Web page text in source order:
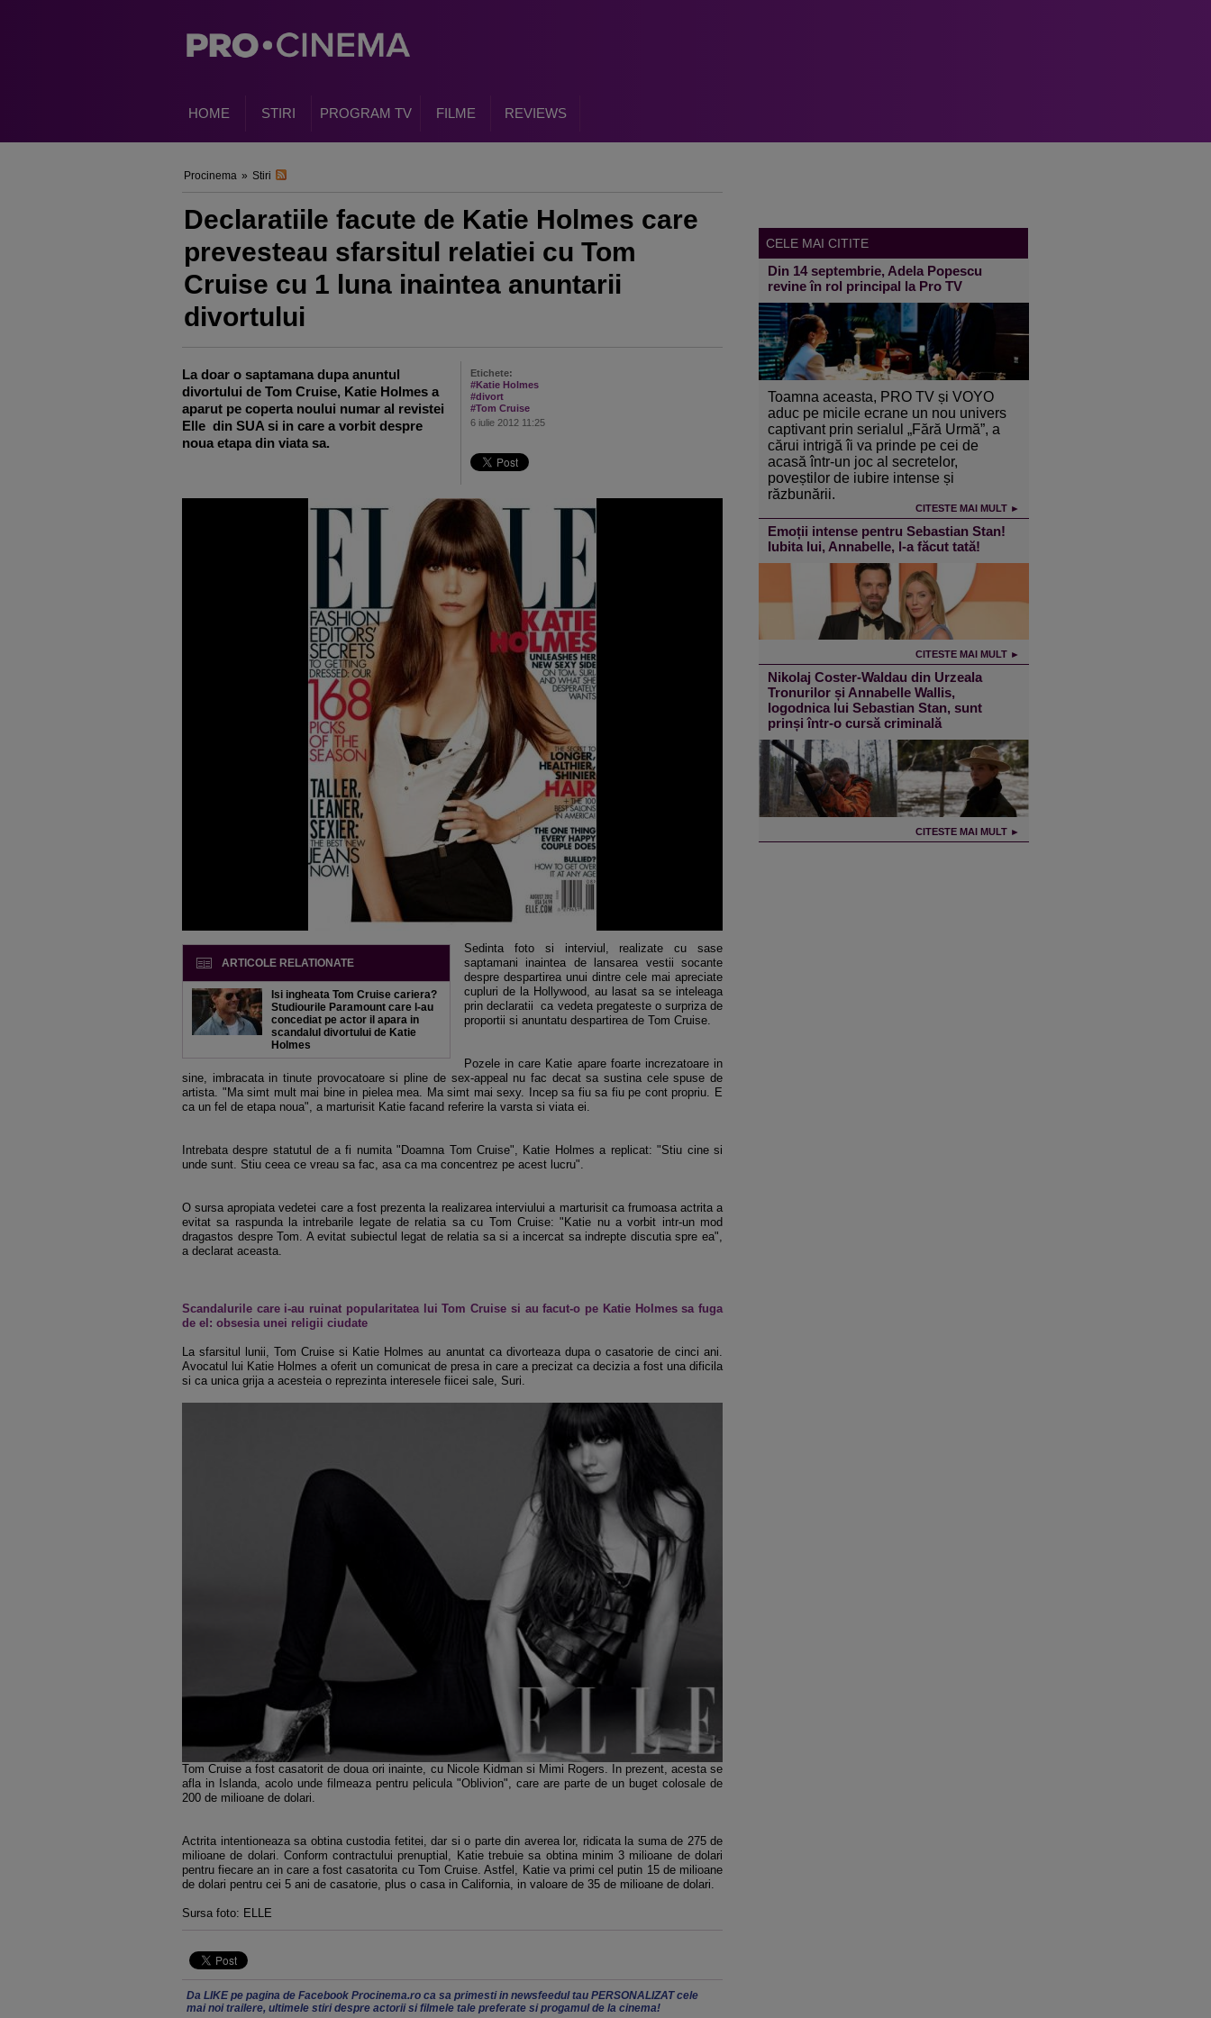
HOME STIRI PROGRAM TV FILME REVIEWS
Procinema » Stiri
Declaratiile facute de Katie Holmes care
prevesteau sfarsitul relatiei cu Tom
Cruise cu 1 luna inaintea anuntarii
divortului
Etichete:
#Katie Holmes
#divort
#Tom Cruise
6 iulie 2012 11:25
La doar o saptamana dupa anuntul
divortului de Tom Cruise, Katie Holmes a
aparut pe coperta noului numar al revistei
Elle din SUA si in care a vorbit despre
noua etapa din viata sa.
ARTICOLE RELATIONATE
Isi ingheata Tom Cruise cariera?
Studiourile Paramount care l-au
concediat pe actor il apara in
scandalul divortului de Katie
Holmes
Sedinta foto si interviul, realizate cu sase
saptamani inaintea de lansarea vestii socante
despre despartirea unui dintre cele mai apreciate
cupluri de la Hollywood, au lasat sa se inteleaga
prin declaratii ca vedeta pregateste o surpriza de
proportii si anuntatu despartirea de Tom Cruise.
Pozele in care Katie apare foarte increzatoare in
sine, imbracata in tinute provocatoare si pline de sex-appeal nu fac decat sa sustina cele spuse de
artista. "Ma simt mult mai bine in pielea mea. Ma simt mai sexy. Incep sa fiu sa fiu pe cont propriu. E
ca un fel de etapa noua", a marturisit Katie facand referire la varsta si viata ei.
Intrebata despre statutul de a fi numita "Doamna Tom Cruise", Katie Holmes a replicat: "Stiu cine si
unde sunt. Stiu ceea ce vreau sa fac, asa ca ma concentrez pe acest lucru".
O sursa apropiata vedetei care a fost prezenta la realizarea interviului a marturisit ca frumoasa actrita a
evitat sa raspunda la intrebarile legate de relatia sa cu Tom Cruise: "Katie nu a vorbit intr-un mod
dragastos despre Tom. A evitat subiectul legat de relatia sa si a incercat sa indrepte discutia spre ea",
a declarat aceasta.
Scandalurile care i-au ruinat popularitatea lui Tom Cruise si au facut-o pe Katie Holmes sa fuga
de el: obsesia unei religii ciudate
La sfarsitul lunii, Tom Cruise si Katie Holmes au anuntat ca divorteaza dupa o casatorie de cinci ani.
Avocatul lui Katie Holmes a oferit un comunicat de presa in care a precizat ca decizia a fost una dificila
si ca unica grija a acesteia o reprezinta interesele fiicei sale, Suri.
Tom Cruise a fost casatorit de doua ori inainte, cu Nicole Kidman si Mimi Rogers. In prezent, acesta se
afla in Islanda, acolo unde filmeaza pentru pelicula "Oblivion", care are parte de un buget colosale de
200 de milioane de dolari.
Actrita intentioneaza sa obtina custodia fetitei, dar si o parte din averea lor, ridicata la suma de 275 de
milioane de dolari. Conform contractului prenuptial, Katie trebuie sa obtina minim 3 milioane de dolari
pentru fiecare an in care a fost casatorita cu Tom Cruise. Astfel, Katie va primi cel putin 15 de milioane
de dolari pentru cei 5 ani de casatorie, plus o casa in California, in valoare de 35 de milioane de dolari.
Sursa foto: ELLE
Da LIKE pe pagina de Facebook Procinema.ro ca sa primesti in newsfeedul tau PERSONALIZAT cele
mai noi trailere, ultimele stiri despre actorii si filmele tale preferate si progamul de la cinema!
CELE MAI CITITE
Din 14 septembrie, Adela Popescu
revine în rol principal la Pro TV
Toamna aceasta, PRO TV și VOYO
aduc pe micile ecrane un nou univers
captivant prin serialul „Fără Urmă”, a
cărui intrigă îi va prinde pe cei de
acasă într-un joc al secretelor,
poveștilor de iubire intense și
răzbunării.
CITESTE MAI MULT ►
Emoții intense pentru Sebastian Stan!
Iubita lui, Annabelle, l-a făcut tată!
CITESTE MAI MULT ►
Nikolaj Coster-Waldau din Urzeala
Tronurilor și Annabelle Wallis,
logodnica lui Sebastian Stan, sunt
prinși într-o cursă criminală
CITESTE MAI MULT ►